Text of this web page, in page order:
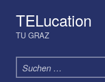
TELucation
TU GRAZ
Suchen nach: